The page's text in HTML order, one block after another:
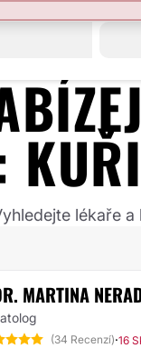
lékaře
MARTINA
(34 Recenzí)·16